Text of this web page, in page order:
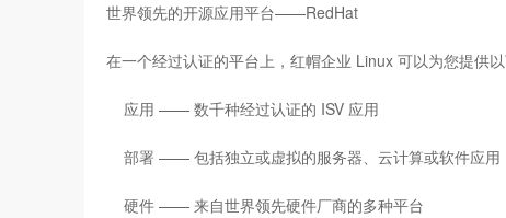
世界领先的开源应用平台——RedHat
在一个经过认证的平台上，红帽企业 Linux 可以为您提供以
应用 —— 数千种经过认证的 ISV 应用
部署 —— 包括独立或虚拟的服务器、云计算或软件应用
硬件 —— 来自世界领先硬件厂商的多种平台